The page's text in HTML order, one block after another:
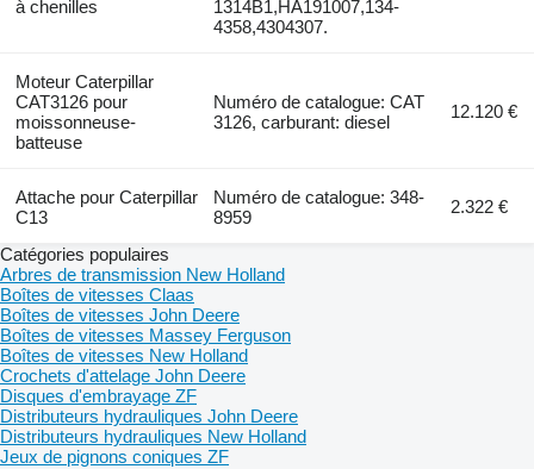
à chenilles
1314B1,HA191007,134-
4358,4304307.
Moteur Caterpillar
CAT3126 pour
moissonneuse-
batteuse
Numéro de catalogue: CAT
3126, carburant: diesel
12.120 €
Attache pour Caterpillar
C13
Numéro de catalogue: 348-
8959
2.322 €
Catégories populaires
Arbres de transmission New Holland
Boîtes de vitesses Claas
Boîtes de vitesses John Deere
Boîtes de vitesses Massey Ferguson
Boîtes de vitesses New Holland
Crochets d'attelage John Deere
Disques d'embrayage ZF
Distributeurs hydrauliques John Deere
Distributeurs hydrauliques New Holland
Jeux de pignons coniques ZF